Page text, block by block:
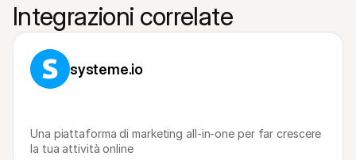
Integrazioni correlate
systeme.io
Una piattaforma di marketing all-in-one per far crescere
la tua attività online